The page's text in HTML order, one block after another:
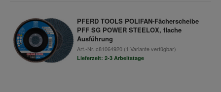
PFERD TOOLS POLIFAN-Fächerscheibe
PFF SG POWER STEELOX, flache
Ausführung
Art.-Nr. c81064920(1 Variante verfügbar)
Lieferzeit: 2-3 Arbeitstage